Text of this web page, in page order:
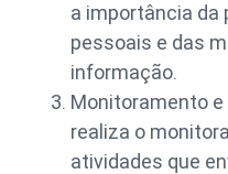
a importância da
pessoais e das
informação.
Monitoramento
realiza o
atividades que